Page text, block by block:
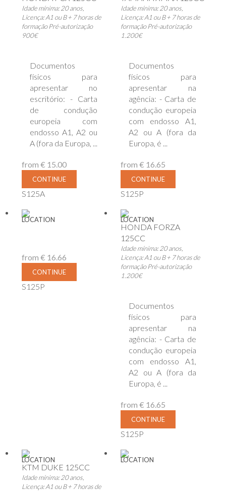
Idade mínima: 20 anos,
Licença: A1 ou B + 7 horas de
formação Pré-autorização
900€
Documentos
físicos para
apresentar no
escritório: - Carta
de condução
europeia com
endosso A1, A2 ou
A (fora da Europa, ...
from € 15.00
CONTINUE
S125A
Idade mínima: 20 anos,
Licença: A1 ou B + 7 horas de
formação Pré-autorização
1.200€
Documentos
físicos para
apresentar na
agência: - Carta de
condução europeia
com endosso A1,
A2 ou A (fora da
Europa, é ...
from € 16.65
CONTINUE
S125P
LOCATION
from € 16.66
CONTINUE
S125P
LOCATION
HONDA FORZA
125CC
Idade mínima: 20 anos,
Licença: A1 ou B + 7 horas de
formação Pré-autorização
1.200€
Documentos
físicos para
apresentar na
agência: - Carta de
condução europeia
com endosso A1,
A2 ou A (fora da
Europa, é ...
from € 16.65
CONTINUE
S125P
LOCATION
KTM DUKE 125CC
Idade mínima: 20 anos,
Licença: A1 ou B + 7 horas de
LOCATION